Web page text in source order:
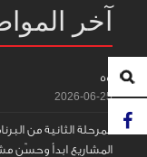
آخر
55
2026-06-25
المرحلة الثانية من
المشاريع ابدأ وحسّن